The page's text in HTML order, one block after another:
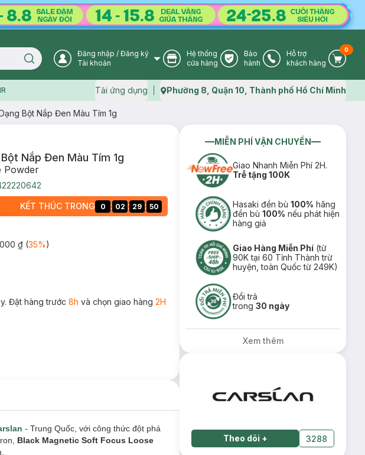
Search icon User Icon
Đăng nhập / Đăng ký
Tài khoản
Store Icon
Hệ thống
cửa hàng
Warranty Icon
Bảo
hành
Phone Icon
Hỗ trợ
khách hàng
Cart
0
Tải ứng dụng Map icon
Phường 8, Quận 10, Thành phố Hồ Chí Minh
Bột Nắp Đen Màu Tím 1g
Nắp Đen Màu Tím 1g
Powder
KẾT THÚC TRONG 0 : 02 : 29 : 49
₫(35%)
Đặt hàng trước 8h và chọn giao hàng 2H
- Trung Quốc, với công thức đột phá
Black Magnetic Soft Focus Loose
MIỄN PHÍ VẬN CHUYỂN
Giao Nhanh Miễn Phí 2H.
Trễ tặng 100K
Hasaki đền bù100% hãng
đền bù100% nếu phát hiện
hàng giả
Giao Hàng Miễn Phí (từ
90K tại 60 Tỉnh Thành trừ
huyện, toàn Quốc từ 249K)
Đổi trả
trong30 ngày
Xem thêm
Theo dõi + 3288